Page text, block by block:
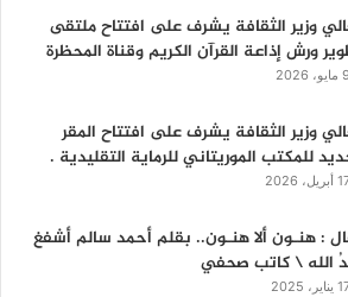
وزير الثقافة يشرف على افتتاح ملتقى
ورش إذاعة القرآن الكريم وقناة المحظرة
9 مايو، 2026
وزير الثقافة يشرف على افتتاح المقر
للمكتب الموريتاني للرماية التقليدية .
2026
: هنـون ألا هنـون.. بقلم أحمد سالم أشفغ
الله \ كاتب صحفي
2025